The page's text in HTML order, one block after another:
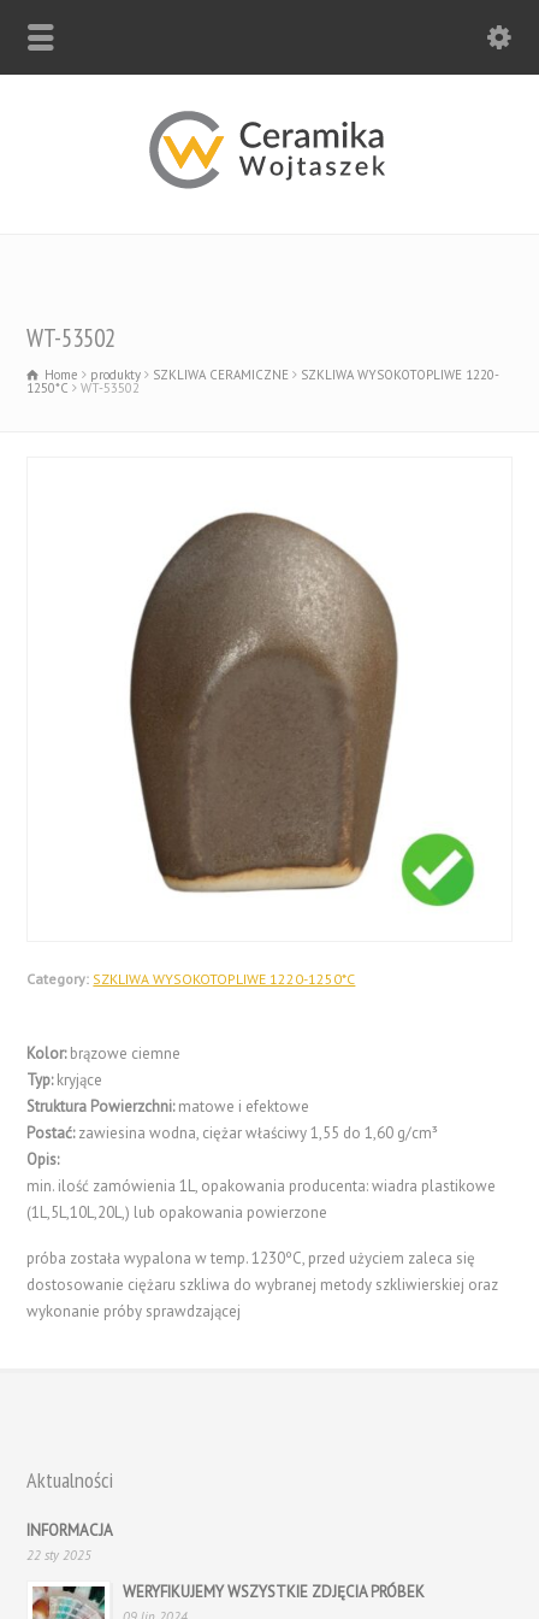
WT-53502
Home produkty SZKLIWA CERAMICZNE SZKLIWA WYSOKOTOPLIWE 1220-
1250*C WT-53502
Category: SZKLIWA WYSOKOTOPLIWE 1220-1250*C
Kolor:brązowe ciemne
Typ:kryjące
Struktura Powierzchni:matowe i efektowe
Postać:zawiesina wodna, ciężar właściwy 1,55 do 1,60 g/cm³
Opis:
min. ilość zamówienia 1L, opakowania producenta: wiadra plastikowe
(1L,5L,10L,20L,) lub opakowania powierzone
próba została wypalona w temp. 1230ºC, przed użyciem zaleca się
dostosowanie ciężaru szkliwa do wybranej metody szkliwierskiej oraz
wykonanie próby sprawdzającej
Aktualności
INFORMACJA
22 sty 2025
WERYFIKUJEMY WSZYSTKIE ZDJĘCIA PRÓBEK